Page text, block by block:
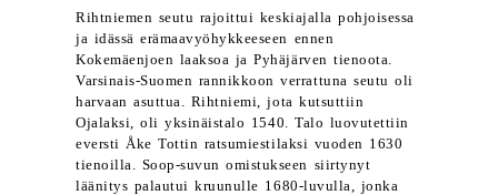
Rihtniemen seutu rajoittui keskiajalla pohjoisessa
ja idässä erämaavyöhykkeeseen ennen
Kokemäenjoen laaksoa ja Pyhäjärven tienoota.
Varsinais-Suomen rannikkoon verrattuna seutu oli
harvaan asuttua. Rihtniemi, jota kutsuttiin
Ojalaksi, oli yksinäistalo 1540. Talo luovutettiin
eversti Åke Tottin ratsumiestilaksi vuoden 1630
tienoilla. Soop-suvun omistukseen siirtynyt
läänitys palautui kruunulle 1680-luvulla, jonka